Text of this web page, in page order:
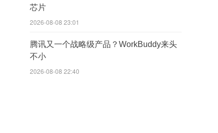
芯片
2026-08-08 23:01
腾讯又一个战略级产品？WorkBuddy来头
不小
2026-08-08 22:40